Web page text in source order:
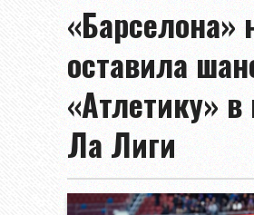
«Барселона»
оставила
«Атлетику» в
Ла Лиги